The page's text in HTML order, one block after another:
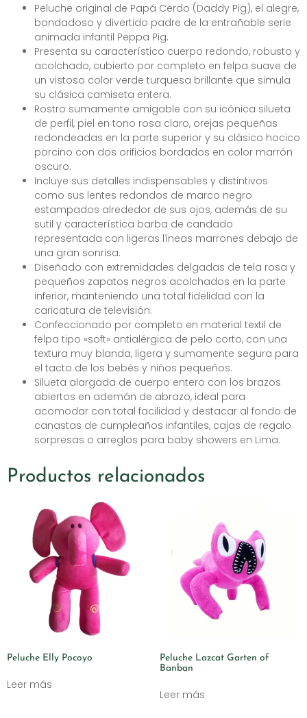
Peluche original de Papá Cerdo (Daddy Pig), el alegre,
bondadoso y divertido padre de la entrañable serie
animada infantil Peppa Pig.
Presenta su característico cuerpo redondo, robusto y
acolchado, cubierto por completo en felpa suave de
un vistoso color verde turquesa brillante que simula
su clásica camiseta entera.
Rostro sumamente amigable con su icónica silueta
de perfil, piel en tono rosa claro, orejas pequeñas
redondeadas en la parte superior y su clásico hocico
porcino con dos orificios bordados en color marrón
oscuro.
Incluye sus detalles indispensables y distintivos
como sus lentes redondos de marco negro
estampados alrededor de sus ojos, además de su
sutil y característica barba de candado
representada con ligeras líneas marrones debajo de
una gran sonrisa.
Diseñado con extremidades delgadas de tela rosa y
pequeños zapatos negros acolchados en la parte
inferior, manteniendo una total fidelidad con la
caricatura de televisión.
Confeccionado por completo en material textil de
felpa tipo «soft» antialérgica de pelo corto, con una
textura muy blanda, ligera y sumamente segura para
el tacto de los bebés y niños pequeños.
Silueta alargada de cuerpo entero con los brazos
abiertos en ademán de abrazo, ideal para
acomodar con total facilidad y destacar al fondo de
canastas de cumpleaños infantiles, cajas de regalo
sorpresas o arreglos para baby showers en Lima.
Productos relacionados
Peluche Elly Pocoyo
Leer más
Peluche Lazcat Garten of
Banban
Leer más